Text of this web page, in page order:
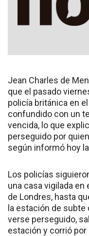
Jean Charles de
que el pasado
policía británica en
confundido con un
vencida, lo que
perseguido por
según informó hoy la
Los policías
una casa vigilada en
de Londres, hasta
la estación de subte
verse perseguido,
estación y corrió por